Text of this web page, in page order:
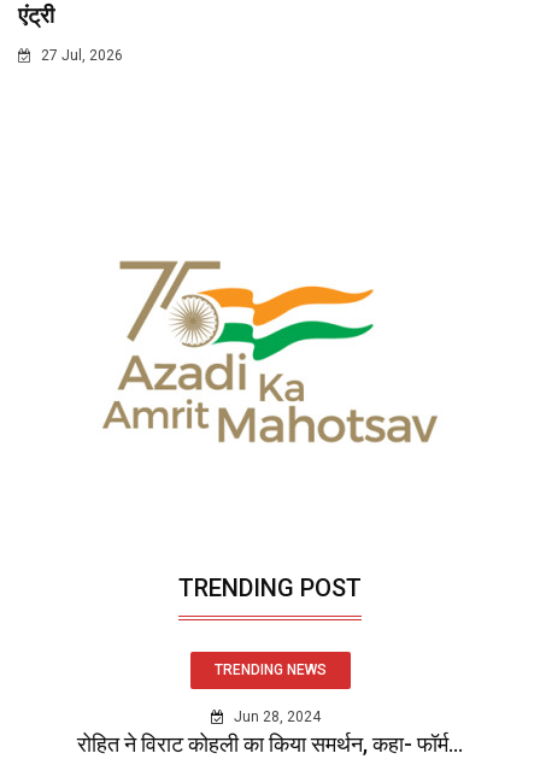
एंट्री
27 Jul, 2026
TRENDING POST
TRENDING NEWS
Jun 28, 2024
रोहित ने विराट कोहली का किया समर्थन, कहा- फॉर्म...